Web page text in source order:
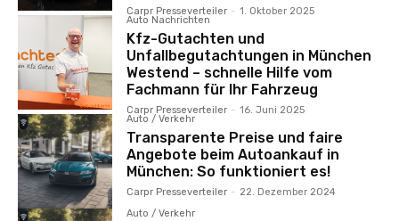
Carpr Presseverteiler - 1. Oktober 2025
Auto Nachrichten
Kfz-Gutachten und
Unfallbegutachtungen in München
Westend – schnelle Hilfe vom
Fachmann für Ihr Fahrzeug
Carpr Presseverteiler - 16. Juni 2025
Auto / Verkehr
Transparente Preise und faire
Angebote beim Autoankauf in
München: So funktioniert es!
Carpr Presseverteiler - 22. Dezember 2024
Auto / Verkehr